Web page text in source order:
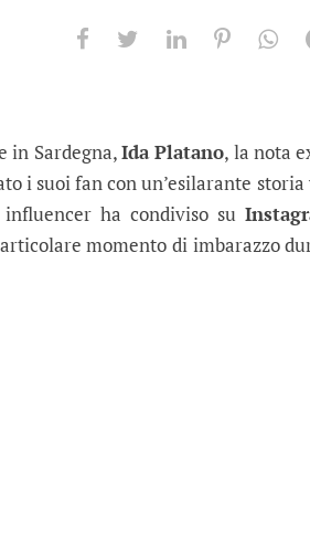
Platano svela un
dama del dating show
in Sardegna,Ida Platano, la nota
i suoi fan con un’esilarante storia
ha condiviso su
momento di imbarazzo